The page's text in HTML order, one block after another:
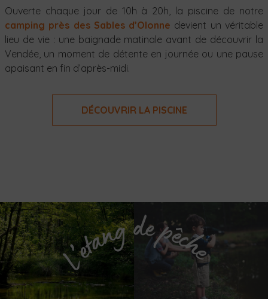
Ouverte chaque jour de 10h à 20h, la piscine de notre
camping près des Sables d’Olonne devient un véritable
lieu de vie : une baignade matinale avant de découvrir la
Vendée, un moment de détente en journée ou une pause
apaisant en fin d’après-midi.
DÉCOUVRIR LA PISCINE